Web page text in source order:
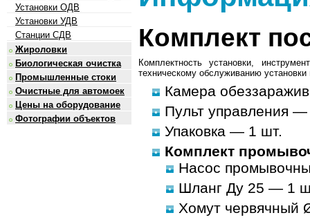
Установки ОДВ
Установки УДВ
Станции СДВ
Жироловки
Биологическая очистка
Промышленные стоки
Очистные для автомоек
Цены на оборудование
Фотографии объектов
Комплект
Комплектность установки,
техническому обслуживанию
Камера
Пульт управления
Упаковка — 1 шт.
Комплект
Насос
Шланг Ду 25 — 1
Хомут червячный